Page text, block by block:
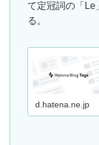
て定冠詞の「Le
る。
d.hatena.ne.jp